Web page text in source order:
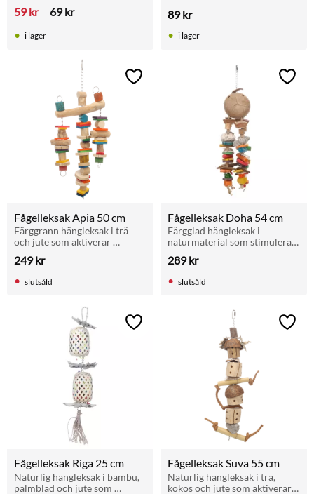
färgglad och stimulerande
59kr 69kr
i lager
bitning och aktivitet.
89kr
i lager
Fågelleksak Apia 50 cm
Färggrann hängleksak i trä
och jute som aktiverar
papegojan genom klättring,
gnagning och lek. Enkel att
hänga upp i buren.
249kr
Lägg till i favoriter
slutsåld
Fågelleksak Doha 54 cm
Färgglad hängleksak i
naturmaterial som stimulerar
papegojans lek, klättring och
nyfikenhet. Perfekt för daglig
aktivering.
289kr
Lägg
slutsåld
Fågelleksak Riga 25 cm
Naturlig hängleksak i bambu,
palmblad och jute som
Lägg till i favoriter
Fågelleksak Suva 55 cm
Naturlig hängleksak i trä,
kokos och jute som aktiverar
Lägg